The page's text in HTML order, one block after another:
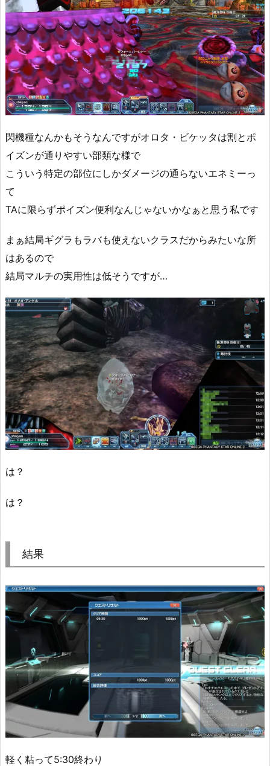
閃機種なんかもそうなんですがオロタ・ビケッタは割とポ
イズンが通りやすい部類な様で
こういう特定の部位にしかダメージの通らないエネミーっ
て
TAに限らずポイズン便利なんじゃないかなぁと思う私です
まぁ結局ギグラもラバも使えないクラスだからみたいな所
はあるので
結局マルチの実用性は低そうですが…
は？
は？
結果
軽く粘って5:30終わり